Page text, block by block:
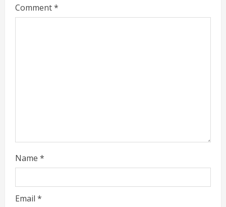
a
Comment*
Name *
Email *